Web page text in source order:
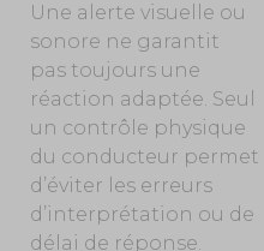
Une alerte visuelle ou
sonore ne garantit
pas toujours une
réaction adaptée. Seul
un contrôle physique
du conducteur permet
d’éviter les erreurs
d’interprétation ou de
délai de réponse.